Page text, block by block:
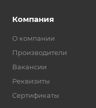
Компания
О компании
Производители
Вакансии
Реквизиты
Сертификаты